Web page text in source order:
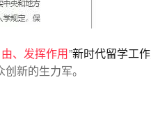
、发挥作用”新时代留学工
新的生力军。